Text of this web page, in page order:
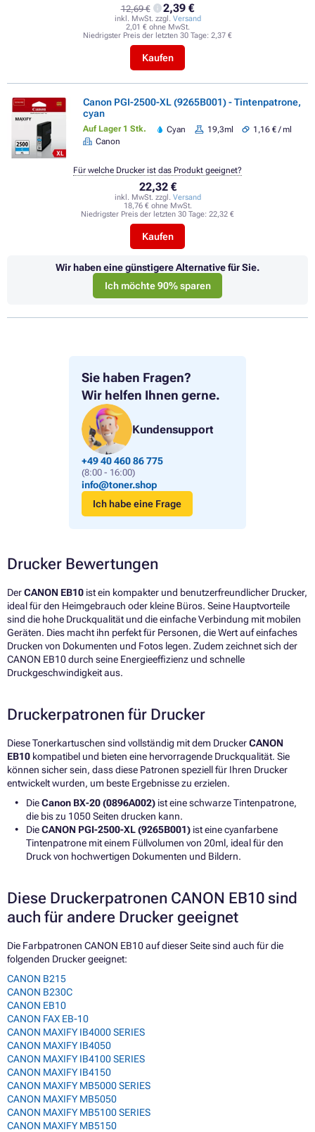
Sie haben Fragen?
Wir helfen Ihnen gerne.
Kundensupport
+49 40 460 86 775
(8:00 - 16:00)
info@toner.shop
Ich habe eine Frage
12,69 € 2,39 €
inkl. MwSt. zzgl. Versand
2,01 € ohne MwSt.
Niedrigster Preis der letzten 30 Tage: 2,37 €
Kaufen
Canon PGI-2500-XL (9265B001) - Tintenpatrone,
cyan
Auf Lager 1 Stk. Cyan 19,3ml
1,16 € / ml
Canon
22,32 €
inkl. MwSt. zzgl. Versand
18,76 € ohne MwSt.
Niedrigster Preis der letzten 30 Tage: 22,32 €
Kaufen
Für welche Drucker ist das Produkt geeignet?
Wir haben eine günstigere Alternative für Sie.
Ich möchte 90% sparen
Drucker Bewertungen
DerCANON EB10 ist ein kompakter und benutzerfreundlicher Drucker,
ideal für den Heimgebrauch oder kleine Büros. Seine Hauptvorteile
sind die hohe Druckqualität und die einfache Verbindung mit mobilen
Geräten. Dies macht ihn perfekt für Personen, die Wert auf einfaches
Drucken von Dokumenten und Fotos legen. Zudem zeichnet sich der
CANON EB10 durch seine Energieeffizienz und schnelle
Druckgeschwindigkeit aus.
Druckerpatronen für Drucker
Diese Tonerkartuschen sind vollständig mit dem DruckerCANON
EB10 kompatibel und bieten eine hervorragende Druckqualität. Sie
können sicher sein, dass diese Patronen speziell für Ihren Drucker
entwickelt wurden, um beste Ergebnisse zu erzielen.
DieCanon BX-20 (0896A002) ist eine schwarze Tintenpatrone,
die bis zu 1050 Seiten drucken kann.
DieCANON PGI-2500-XL (9265B001) ist eine cyanfarbene
Tintenpatrone mit einem Füllvolumen von 20ml, ideal für den
Druck von hochwertigen Dokumenten und Bildern.
Diese Druckerpatronen CANON EB10 sind
auch für andere Drucker geeignet
Die Farbpatronen CANON EB10 auf dieser Seite sind auch für die
folgenden Drucker geeignet:
CANON B215
CANON B230C
CANON EB10
CANON FAX EB-10
CANON MAXIFY IB4000 SERIES
CANON MAXIFY IB4050
CANON MAXIFY IB4100 SERIES
CANON MAXIFY IB4150
CANON MAXIFY MB5000 SERIES
CANON MAXIFY MB5050
CANON MAXIFY MB5100 SERIES
CANON MAXIFY MB5150